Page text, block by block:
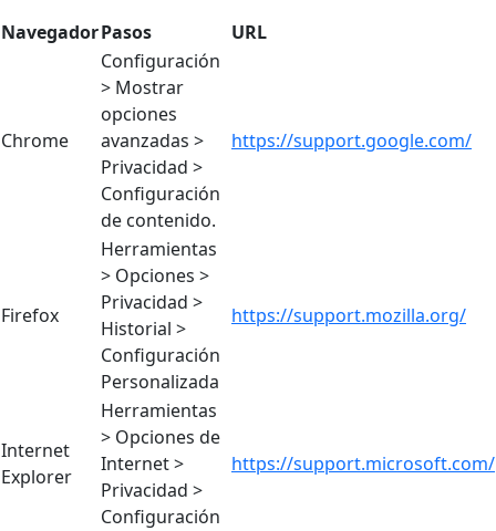
NavegadorPasos URL
Chrome
Configuración
> Mostrar
opciones
avanzadas >
Privacidad >
Configuración
de contenido.
https://support.google.com/
Firefox
Herramientas
> Opciones >
Privacidad >
Historial >
Configuración
Personalizada
https://support.mozilla.org/
Internet
Explorer
Herramientas
> Opciones de
Internet >
Privacidad >
Configuración
https://support.microsoft.com/